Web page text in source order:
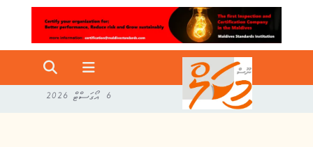
6 އޯގަސްޓް 2026